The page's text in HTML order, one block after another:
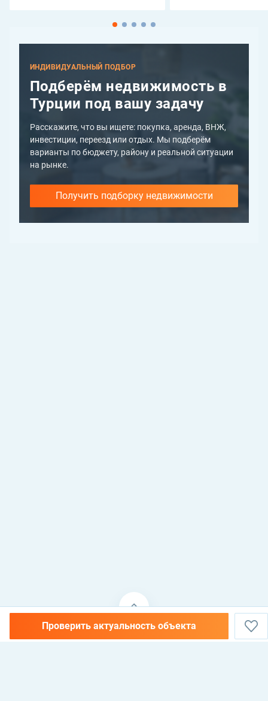
Проверить актуальность объекта
ИНДИВИДУАЛЬНЫЙ ПОДБОР
Подберём недвижимость в
Турции под вашу задачу
Расскажите, что вы ищете: покупка, аренда, ВНЖ,
инвестиции, переезд или отдых. Мы подберём
варианты по бюджету, району и реальной ситуации
на рынке.
Получить подборку недвижимости